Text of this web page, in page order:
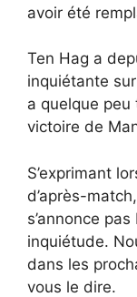
avoir été
Ten Hag a
inquiétante
a quelque peu
victoire de
S’exprimant
d’après-
s’annonce
inquiétude.
dans les
vous le dire.